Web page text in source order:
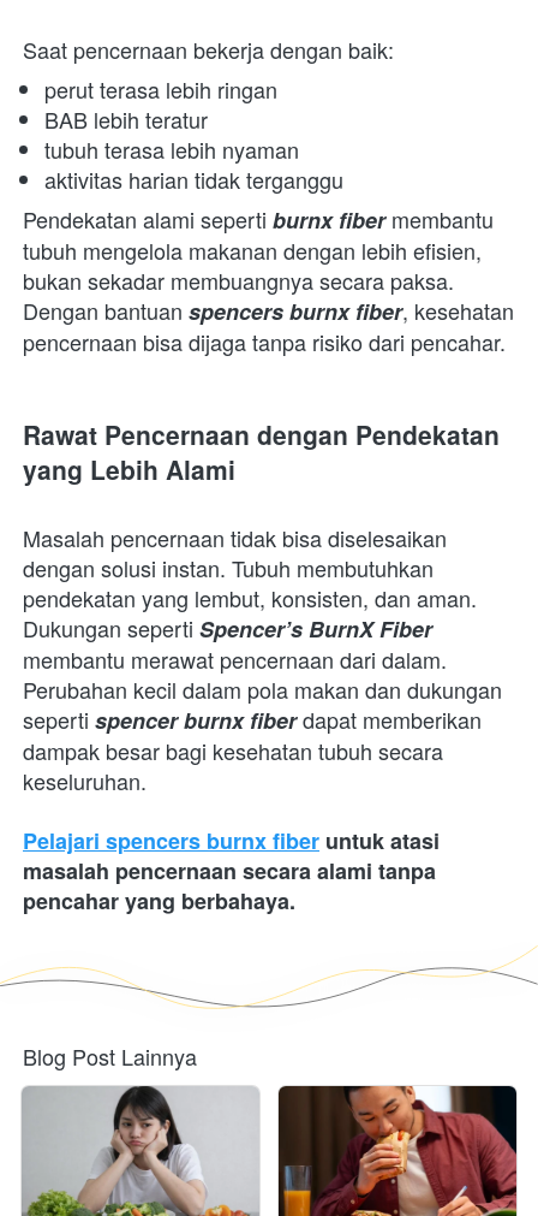
Saat pencernaan bekerja dengan baik:
perut terasa lebih ringan
BAB lebih teratur
tubuh terasa lebih nyaman
aktivitas harian tidak terganggu
Pendekatan alami seperti burnx fiber membantu
tubuh mengelola makanan dengan lebih efisien,
bukan sekadar membuangnya secara paksa.
Dengan bantuan spencers burnx fiber, kesehatan
Rawat Pencernaan dengan Pendekatan
yang Lebih Alami
Masalah pencernaan tidak bisa diselesaikan
dengan solusi instan. Tubuh membutuhkan
pendekatan yang lembut, konsisten, dan aman.
Dukungan seperti Spencer’s BurnX Fiber
membantu merawat pencernaan dari dalam.
Perubahan kecil dalam pola makan dan dukungan
seperti spencer burnx fiber dapat memberikan
dampak besar bagi kesehatan tubuh secara
keseluruhan.
Pelajari spencers burnx fiber untuk atasi
masalah pencernaan secara alami tanpa
pencahar yang berbahaya.
Blog Post Lainnya